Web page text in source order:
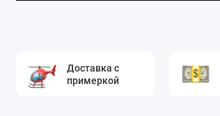
Доставка с
примеркой